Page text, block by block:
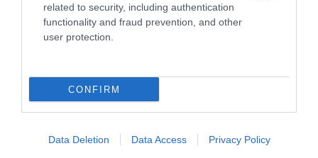
related to security, including authentication
functionality and fraud prevention, and other
user protection.
CONFIRM
Data Deletion Data Access Privacy Policy
18 Mai 11:00